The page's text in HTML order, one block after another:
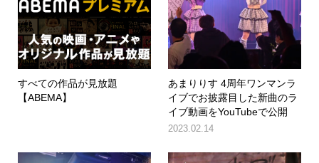
すべての作品が見放題
【ABEMA】
あまりりす 4周年ワンマンラ
イブでお披露目した新曲のラ
イブ動画をYouTubeで公開
2023.02.14